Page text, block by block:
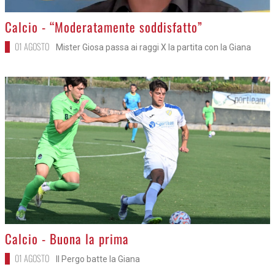
>
Calcio - “Moderatamente soddisfatto”
01 AGOSTO Mister Giosa passa ai raggi X la partita con la Giana
>
Calcio - Buona la prima
01 AGOSTO Il Pergo batte la Giana